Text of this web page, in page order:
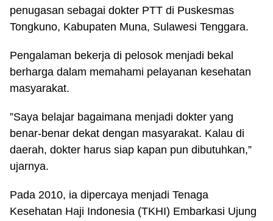
penugasan sebagai dokter PTT di Puskesmas
Tongkuno, Kabupaten Muna, Sulawesi Tenggara.
Pengalaman bekerja di pelosok menjadi bekal
berharga dalam memahami pelayanan kesehatan
masyarakat.
”Saya belajar bagaimana menjadi dokter yang
benar-benar dekat dengan masyarakat. Kalau di
daerah, dokter harus siap kapan pun dibutuhkan,”
ujarnya.
Pada 2010, ia dipercaya menjadi Tenaga
Kesehatan Haji Indonesia (TKHI) Embarkasi Ujung